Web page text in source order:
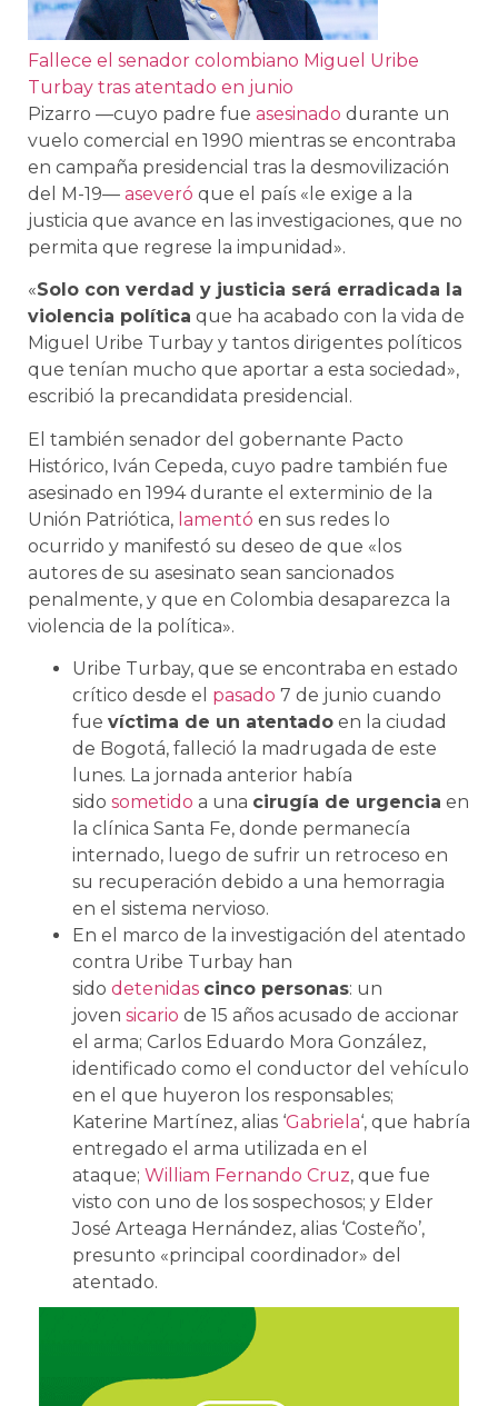
Fallece el senador colombiano Miguel Uribe
Turbay tras atentado en junio
Pizarro —cuyo padre fue asesinado durante un
vuelo comercial en 1990 mientras se encontraba
en campaña presidencial tras la desmovilización
del M-19— aseveró que el país «le exige a la
justicia que avance en las investigaciones, que no
permita que regrese la impunidad».
«Solo con verdad y justicia será erradicada la
violencia política que ha acabado con la vida de
Miguel Uribe Turbay y tantos dirigentes políticos
que tenían mucho que aportar a esta sociedad»,
escribió la precandidata presidencial.
El también senador del gobernante Pacto
Histórico, Iván Cepeda, cuyo padre también fue
asesinado en 1994 durante el exterminio de la
Unión Patriótica, lamentó en sus redes lo
ocurrido y manifestó su deseo de que «los
autores de su asesinato sean sancionados
penalmente, y que en Colombia desaparezca la
violencia de la política».
Uribe Turbay, que se encontraba en estado
crítico desde el pasado 7 de junio cuando
fue víctima de un atentado en la ciudad
de Bogotá, falleció la madrugada de este
lunes. La jornada anterior había
sido sometido a una cirugía de urgencia en
la clínica Santa Fe, donde permanecía
internado, luego de sufrir un retroceso en
su recuperación debido a una hemorragia
en el sistema nervioso.
En el marco de la investigación del atentado
contra Uribe Turbay han
sido detenidas cinco personas: un
joven sicario de 15 años acusado de accionar
el arma; Carlos Eduardo Mora González,
identificado como el conductor del vehículo
en el que huyeron los responsables;
Katerine Martínez, alias ‘Gabriela‘, que habría
entregado el arma utilizada en el
ataque; William Fernando Cruz, que fue
visto con uno de los sospechosos; y Elder
José Arteaga Hernández, alias ‘Costeño’,
presunto «principal coordinador» del
atentado.